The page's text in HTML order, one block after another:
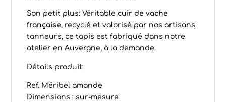
Son petit plus: Véritable cuir de vache
française, recyclé et valorisé par nos artisans
tanneurs, ce tapis est fabriqué dans notre
atelier en Auvergne, à la demande.
Détails produit:
Ref. Méribel amande
Dimensions : sur-mesure